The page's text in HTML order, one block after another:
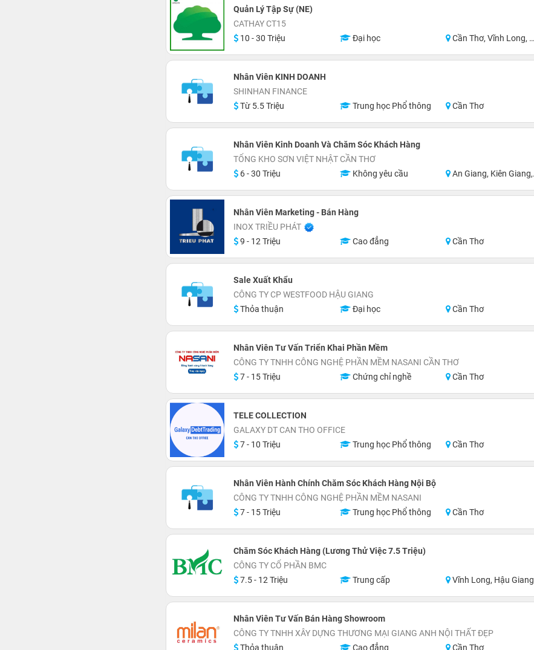
Quản Lý Tập Sự (NE)
CATHAY CT15
10 - 30 Triệu
Đại học Cần Thơ, Vĩnh Long, An Giang, Hậu Giang, Hồ Chí Minh
Nhân Viên KINH DOANH
SHINHAN FINANCE
Từ 5.5 Triệu
Trung học Phổ thông Cần Thơ
Nhân Viên Kinh Doanh Và Chăm Sóc Khách Hàng
TỔNG KHO SƠN VIỆT NHẬT CẦN THƠ
6 - 30 Triệu
Không yêu cầu An Giang, Kiên Giang, Hậu Giang, Sóc Trăng, Bạc Liêu, Cà Mau
Nhân Viên Marketing - Bán Hàng
INOX TRIỀU PHÁT
9 - 12 Triệu
Cao đẳng Cần Thơ
Sale Xuất Khẩu
CÔNG TY CP WESTFOOD HẬU GIANG
Thỏa thuận
Đại học Cần Thơ
Nhân Viên Tư Vấn Triển Khai Phần Mềm
CÔNG TY TNHH CÔNG NGHỆ PHẦN MỀM NASANI CẦN THƠ
7 - 15 Triệu
Chứng chỉ nghề Cần Thơ
TELE COLLECTION
GALAXY DT CAN THO OFFICE
7 - 10 Triệu
Trung học Phổ thông Cần Thơ
Nhân Viên Hành Chính Chăm Sóc Khách Hàng Nội Bộ
CÔNG TY TNHH CÔNG NGHỆ PHẦN MỀM NASANI
7 - 15 Triệu
Trung học Phổ thông Cần Thơ
Chăm Sóc Khách Hàng (Lương Thử Việc 7.5 Triệu)
CÔNG TY CỔ PHẦN BMC
7.5 - 12 Triệu
Trung cấp Vĩnh Long, Hậu Giang, Sóc Trăng, Miền Nam
Nhân Viên Tư Vấn Bán Hàng Showroom
CÔNG TY TNHH XÂY DỰNG THƯƠNG MẠI GIANG ANH NỘI THẤT ĐẸP
Thỏa thuận
Cao đẳng Cần Thơ